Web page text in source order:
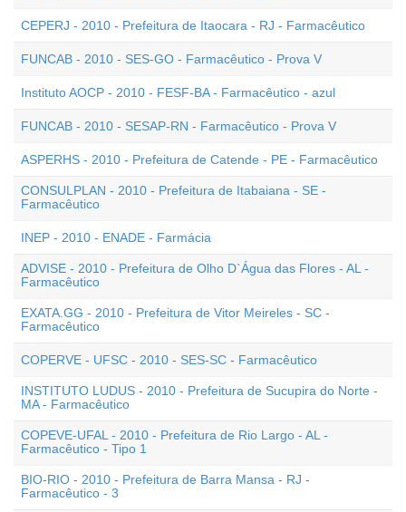
CEPERJ - 2010 - Prefeitura de Itaocara - RJ - Farmacêutico
FUNCAB - 2010 - SES-GO - Farmacêutico - Prova V
Instituto AOCP - 2010 - FESF-BA - Farmacêutico - azul
FUNCAB - 2010 - SESAP-RN - Farmacêutico - Prova V
ASPERHS - 2010 - Prefeitura de Catende - PE - Farmacêutico
CONSULPLAN - 2010 - Prefeitura de Itabaiana - SE -
Farmacêutico
INEP - 2010 - ENADE - Farmácia
ADVISE - 2010 - Prefeitura de Olho D`Água das Flores - AL -
Farmacêutico
EXATA.GG - 2010 - Prefeitura de Vitor Meireles - SC -
Farmacêutico
COPERVE - UFSC - 2010 - SES-SC - Farmacêutico
INSTITUTO LUDUS - 2010 - Prefeitura de Sucupira do Norte -
MA - Farmacêutico
COPEVE-UFAL - 2010 - Prefeitura de Rio Largo - AL -
Farmacêutico - Tipo 1
BIO-RIO - 2010 - Prefeitura de Barra Mansa - RJ -
Farmacêutico - 3